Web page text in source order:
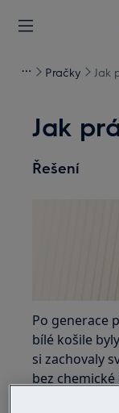
Pračky Jak
Jak
Řešení
Po generace
bílé košile
si zachovaly
bez